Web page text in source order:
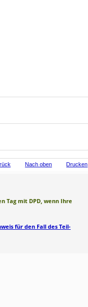
Nach oben Drucken
Tag mit DPD, wenn Ihre
für den Fall des Teil-